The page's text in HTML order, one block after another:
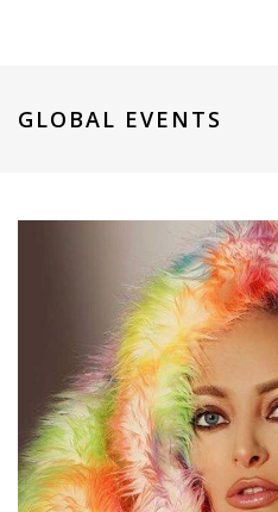
GLOBAL EVENTS